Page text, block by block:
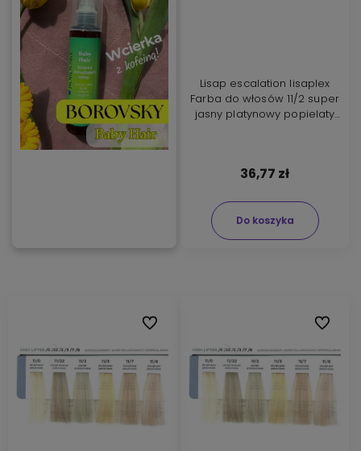
Lisap escalation lisaplex
Farba do włosów 11/2 super
jasny platynowy popielaty
36,77 zł
Do koszyka
Do ulubionych Do